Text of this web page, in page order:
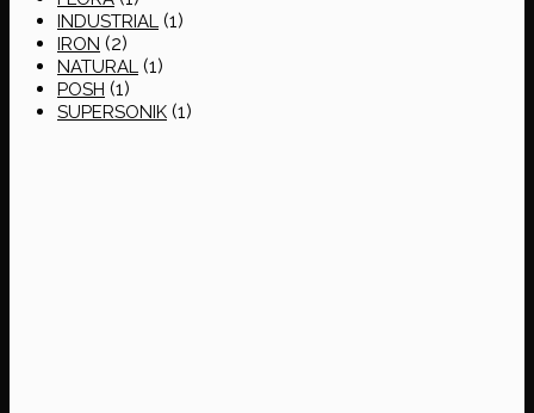
INDUSTRIAL (1)
IRON (2)
NATURAL (1)
POSH (1)
SUPERSONIK (1)